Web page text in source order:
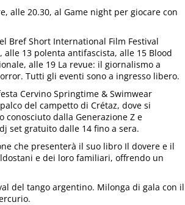
alle 20.30, al Game night per giocare con
Bref Short International Film Festival
13 polenta antifascista, alle 15 Blood
alle 19 La revue: il giornalismo a
Tutti gli eventi sono a ingresso libero.
Cervino Springtime & Swimwear
del campetto di Crétaz, dove si
dalla Generazione Z e
set gratuito dalle 14 fino a sera.
che presenterà il suo libro Il dovere e il
e dei loro familiari, offrendo un
del tango argentino. Milonga di gala con il